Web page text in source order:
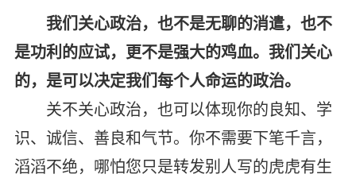
我们关心政治，也不是无聊的消遣，也不
是功利的应试，更不是强大的鸡血。我们关心
的，是可以决定我们每个人命运的政治。
关不关心政治，也可以体现你的良知、学
识、诚信、善良和气节。你不需要下笔千言，
滔滔不绝，哪怕您只是转发别人写的虎虎有生